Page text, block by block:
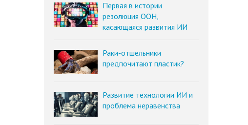
Первая в истории
резолюция ООН,
касающаяся развития ИИ
Раки-отшельники
предпочитают пластик?
Развитие технологии ИИ и
проблема неравенства